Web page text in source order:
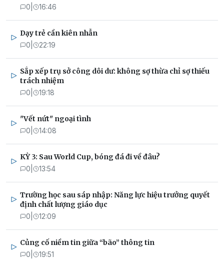
0 16:46
Dạy trẻ cần kiên nhẫn
0 22:19
Sắp xếp trụ sở công dôi dư: không sợ thừa chỉ sợ thiếu
trách nhiệm
0 19:18
"Vết nứt" ngoại tình
0 14:08
KỲ 3: Sau World Cup, bóng đá đi về đâu?
0 13:54
Trường học sau sáp nhập: Năng lực hiệu trưởng quyết
định chất lượng giáo dục
0 12:09
Củng cố niềm tin giữa “bão” thông tin
0 19:51